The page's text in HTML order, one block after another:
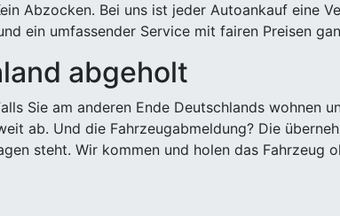
Abzocken. Bei uns ist jeder Autoankauf eine
ein umfassender Service mit fairen Preisen
abgeholt
Sie am anderen Ende Deutschlands wohnen
ab. Und die Fahrzeugabmeldung? Die
steht. Wir kommen und holen das Fahrzeug